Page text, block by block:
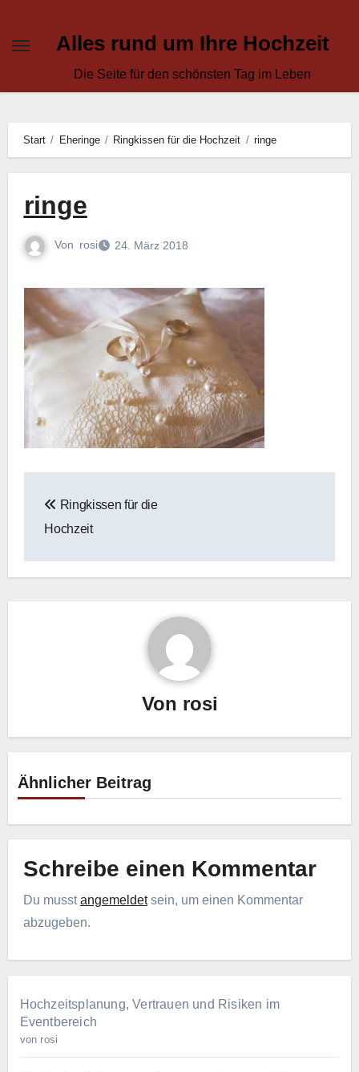
content
Alles rund um Ihre Hochzeit
Die Seite für den schönsten Tag im Leben
Start Eheringe Ringkissen für die Hochzeit ringe
ringe
Von rosi 24. März 2018
Ringkissen für die
Hochzeit
Von rosi
Ähnlicher Beitrag
Schreibe einen Kommentar
Du musstangemeldetsein, um einen Kommentar
abzugeben.
Hochzeitsplanung, Vertrauen und Risiken im
Eventbereich
von rosi